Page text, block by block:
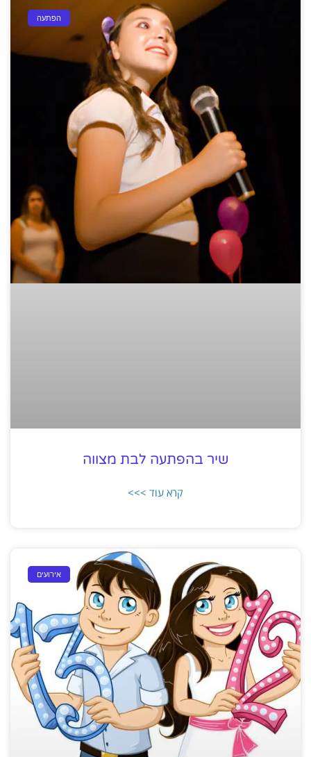
הפתעה
שיר בהפתעה לבת מצווה
קרא עוד >>>
אירועים